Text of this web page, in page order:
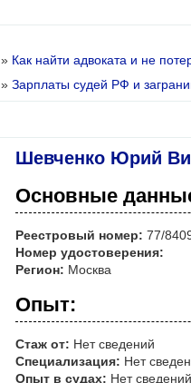
» Как найти адвоката и не
» Зарплаты судей РФ и
Шевченко Юрий
Основные
Реестровый номер: 77/
Номер удостоверения:
Регион: Москва
Опыт:
Стаж от: Нет сведений
Специализация: Нет
Опыт в судах: Нет сведений